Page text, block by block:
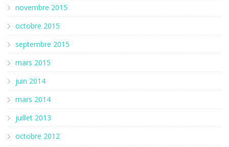
novembre 2015
octobre 2015
septembre 2015
mars 2015
juin 2014
mars 2014
juillet 2013
octobre 2012